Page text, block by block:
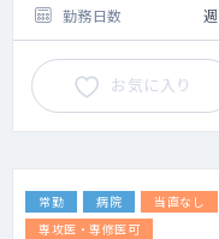
勤務日数
お気に入り
常勤 病院 当直なし
専攻医・専修医可